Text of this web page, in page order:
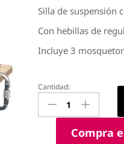
Silla de suspensión
Con hebillas de
Incluye 3
Silla
SIBA
200
Cantidad:
Compra